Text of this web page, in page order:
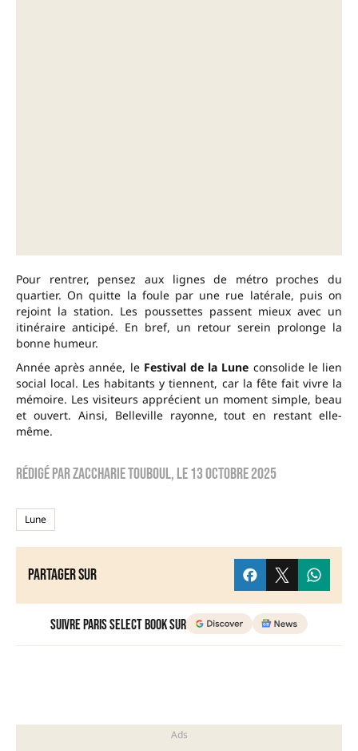
Pour rentrer, pensez aux lignes de métro proches du
quartier. On quitte la foule par une rue latérale, puis on
rejoint la station. Les poussettes passent mieux avec un
itinéraire anticipé. En bref, un retour serein prolonge la
bonne humeur.
Année après année, le Festival de la Lune consolide le lien
social local. Les habitants y tiennent, car la fête fait vivre la
mémoire. Les visiteurs apprécient un moment simple, beau
et ouvert. Ainsi, Belleville rayonne, tout en restant elle-
même.
Rédigé parzaccharie touboul, le13 octobre 2025
Lune
Partager sur
Suivre Paris Select Book sur